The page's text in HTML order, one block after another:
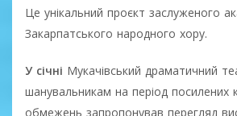
Це унікальний проєкт заслуженого
Закарпатського народного хору.
У січні Мукачівський драматичний
шанувальникам на період посилених
обмежень запропонував перегляд